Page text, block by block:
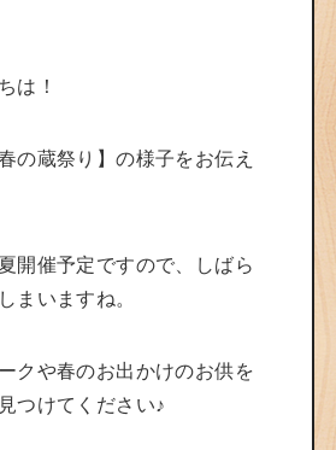
は！
の蔵祭り】の様子をお伝え
開催予定ですので、しばら
まいますね。
クや春のお出かけのお供を
つけてください♪